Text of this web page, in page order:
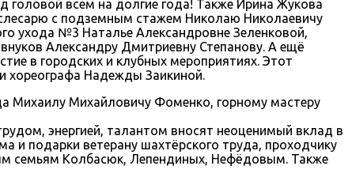
головой всем на долгие года! Также Ирина Жукова
с подземным стажем Николаю Николаевичу
ухода №3 Наталье Александровне Зеленковой,
Александру Дмитриевну Степанову. А ещё
в городских и клубных мероприятиях. Этот
хореографа Надежды Заикиной.
Михаилу Михайловичу Фоменко, горному мастеру
энергией, талантом вносят неоценимый вклад в
и подарки ветерану шахтёрского труда, проходчику
семьям Колбасюк, Лепендиных, Нефёдовым. Также